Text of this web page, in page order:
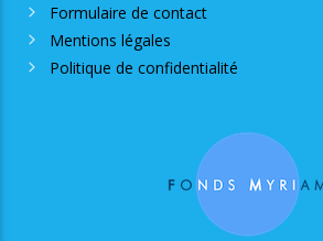
Formulaire de contact
Mentions légales
Politique de confidentialité